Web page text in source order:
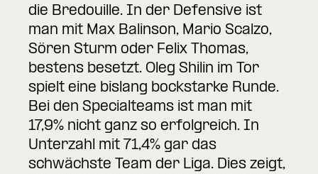
die Bredouille. In der Defensive ist
man mit Max Balinson, Mario Scalzo,
Sören Sturm oder Felix Thomas,
bestens besetzt. Oleg Shilin im Tor
spielt eine bislang bockstarke Runde.
Bei den Specialteams ist man mit
17,9% nicht ganz so erfolgreich. In
Unterzahl mit 71,4% gar das
schwächste Team der Liga. Dies zeigt,